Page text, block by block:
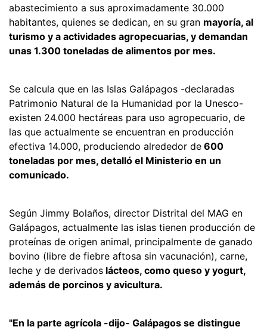
abastecimiento a sus aproximadamente 30.000
habitantes, quienes se dedican, en su gran mayoría, al
turismo y a actividades agropecuarias, y demandan
unas 1.300 toneladas de alimentos por mes.
Se calcula que en las Islas Galápagos -declaradas
Patrimonio Natural de la Humanidad por la Unesco-
existen 24.000 hectáreas para uso agropecuario, de
las que actualmente se encuentran en producción
efectiva 14.000, produciendo alrededor de 600
toneladas por mes, detalló el Ministerio en un
comunicado.
Según Jimmy Bolaños, director Distrital del MAG en
Galápagos, actualmente las islas tienen producción de
proteínas de origen animal, principalmente de ganado
bovino (libre de fiebre aftosa sin vacunación), carne,
leche y de derivados lácteos, como queso y yogurt,
además de porcinos y avicultura.
"En la parte agrícola -dijo- Galápagos se distingue